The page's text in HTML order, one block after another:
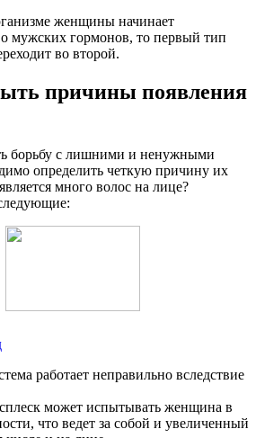
женщины начинает
мужских гормонов, то первый тип
во второй.
причины появления
борьбу с лишними и ненужными
определить четкую причину их
много волос на лице?
работает неправильно вследствие
может испытывать женщина в
что ведет за собой и увеличенный